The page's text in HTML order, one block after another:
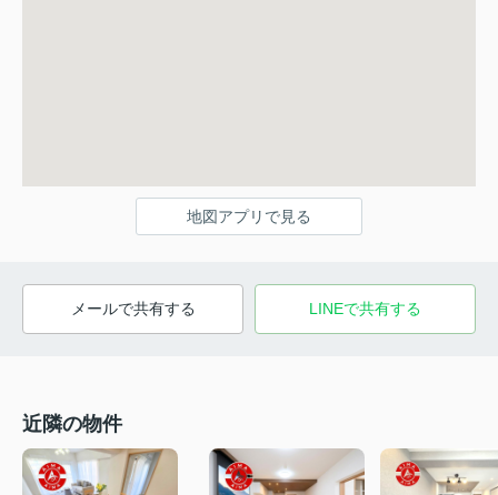
地図アプリで見る
メールで共有する LINEで共有する
近隣の物件